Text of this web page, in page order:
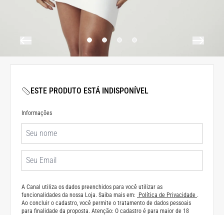
ESTE PRODUTO ESTÁ INDISPONÍVEL
Informações
A Canal utiliza os dados preenchidos para você utilizar as
funcionalidades da nossa Loja. Saiba mais em:
Política de Privacidade .
Ao concluir o cadastro, você permite o tratamento de dados pessoais
para finalidade da proposta. Atenção: O cadastro é para maior de 18